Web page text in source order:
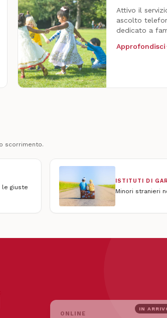
Attivo il
ascolto
dedicato a
Riservato e
Approfondisci
scorrimento.
ISTITUTI DI GARANZIA ·24
Minori stranieri non
IN
ONLINE